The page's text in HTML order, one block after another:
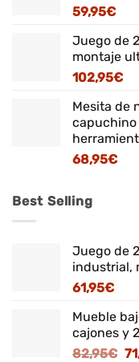
59,95€
Juego de
montaje
102,95€
Mesita de
68,95€
Best Selling
Juego de
industrial,
61,95€
Mueble
cajones y
82,95€ El